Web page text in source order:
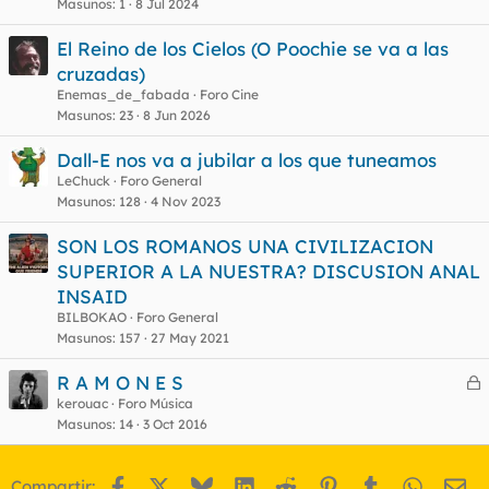
Masunos 1 8 Jul 2024
El Reino de los Cielos (O Poochie se va a las
cruzadas)
Enemas_de_fabada
Foro Cine
Masunos 23 8 Jun 2026
Dall-E nos va a jubilar a los que tuneamos
LeChuck
Foro General
Masunos 128 4 Nov 2023
SON LOS ROMANOS UNA CIVILIZACION
SUPERIOR A LA NUESTRA? DISCUSION ANAL
INSAID
BILBOKAO
Foro General
Masunos 157 27 May 2021
C
r
R A M O N E S
kerouac
Foro Música
Masunos 14 3 Oct 2016
Facebook BlueskyLinkedIn
Reddit Pinterest
Tumblr